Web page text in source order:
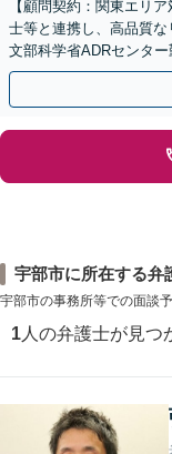
【顧問契約：関東エリ
士等と連携し、高品質
文部科学省ADRセンタ
知識を活かし、事業者
宇部市に所在する弁
宇部市の事務所等での面談
1 人の弁護士が見つ